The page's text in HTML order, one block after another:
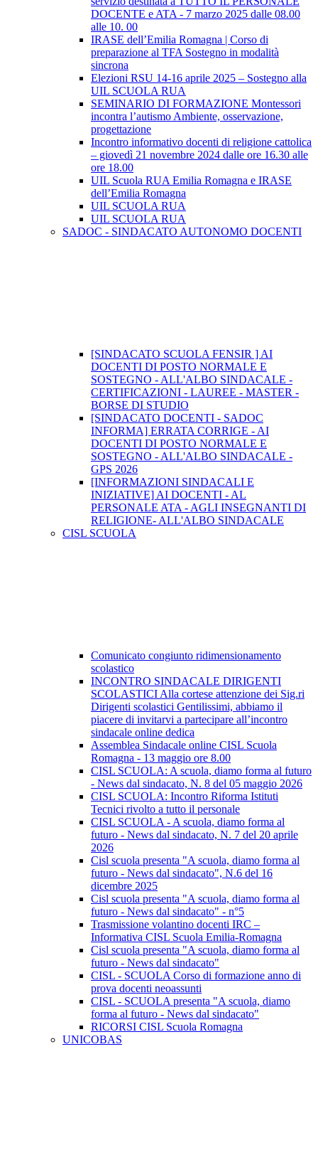
DOCENTE e ATA - 7 marzo 2025 dalle 08.00
alle 10. 00
IRASE dell’Emilia Romagna | Corso di
preparazione al TFA Sostegno in modalità
sincrona
Elezioni RSU 14-16 aprile 2025 – Sostegno alla
UIL SCUOLA RUA
SEMINARIO DI FORMAZIONE Montessori
incontra l’autismo Ambiente, osservazione,
progettazione
Incontro informativo docenti di religione cattolica
– giovedì 21 novembre 2024 dalle ore 16.30 alle
ore 18.00
UIL Scuola RUA Emilia Romagna e IRASE
dell’Emilia Romagna
UIL SCUOLA RUA
UIL SCUOLA RUA
SADOC - SINDACATO AUTONOMO DOCENTI
[SINDACATO SCUOLA FENSIR ] AI
DOCENTI DI POSTO NORMALE E
SOSTEGNO - ALL'ALBO SINDACALE -
CERTIFICAZIONI - LAUREE - MASTER -
BORSE DI STUDIO
[SINDACATO DOCENTI - SADOC
INFORMA] ERRATA CORRIGE - AI
DOCENTI DI POSTO NORMALE E
SOSTEGNO - ALL'ALBO SINDACALE -
GPS 2026
[INFORMAZIONI SINDACALI E
INIZIATIVE] AI DOCENTI - AL
PERSONALE ATA - AGLI INSEGNANTI DI
RELIGIONE- ALL'ALBO SINDACALE
CISL SCUOLA
Comunicato congiunto ridimensionamento
scolastico
INCONTRO SINDACALE DIRIGENTI
SCOLASTICI Alla cortese attenzione dei Sig.ri
Dirigenti scolastici Gentilissimi, abbiamo il
piacere di invitarvi a partecipare all’incontro
sindacale online dedica
Assemblea Sindacale online CISL Scuola
Romagna - 13 maggio ore 8.00
CISL SCUOLA: A scuola, diamo forma al futuro
- News dal sindacato, N. 8 del 05 maggio 2026
CISL SCUOLA: Incontro Riforma Istituti
Tecnici rivolto a tutto il personale
CISL SCUOLA - A scuola, diamo forma al
futuro - News dal sindacato, N. 7 del 20 aprile
2026
Cisl scuola presenta "A scuola, diamo forma al
futuro - News dal sindacato", N.6 del 16
dicembre 2025
Cisl scuola presenta "A scuola, diamo forma al
futuro - News dal sindacato" - n°5
Trasmissione volantino docenti IRC –
Informativa CISL Scuola Emilia-Romagna
Cisl scuola presenta "A scuola, diamo forma al
futuro - News dal sindacato"
CISL - SCUOLA Corso di formazione anno di
prova docenti neoassunti
CISL - SCUOLA presenta "A scuola, diamo
forma al futuro - News dal sindacato"
RICORSI CISL Scuola Romagna
UNICOBAS